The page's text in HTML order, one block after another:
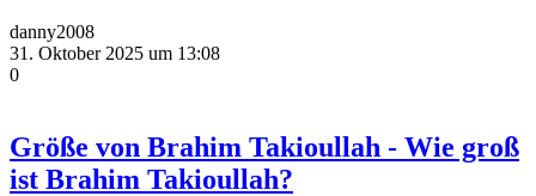
danny2008
31. Oktober 2025 um 13:08
0
Größe von Brahim Takioullah - Wie groß
ist Brahim Takioullah?